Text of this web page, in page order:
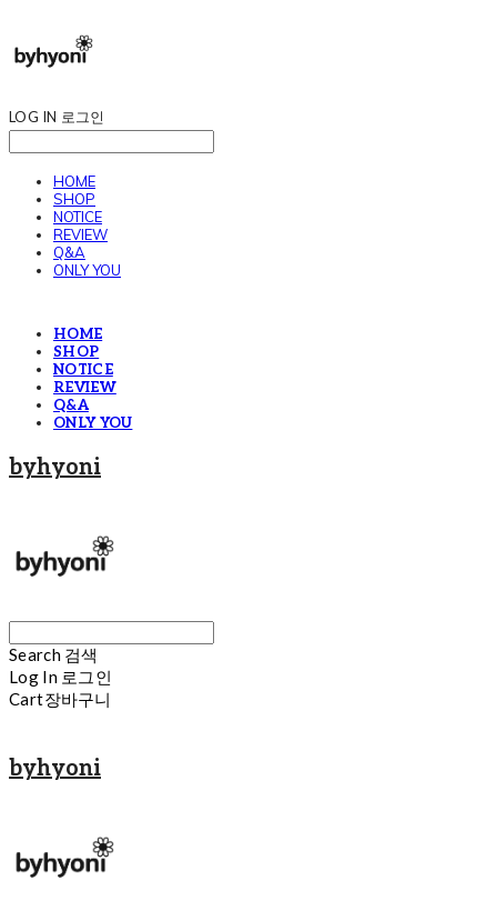
LOG IN 로그인
HOME
SHOP
NOTICE
REVIEW
Q&A
ONLY YOU
HOME
SHOP
NOTICE
REVIEW
Q&A
ONLY YOU
byhyoni
Search 검색
Log In 로그인
Cart장바구니
byhyoni